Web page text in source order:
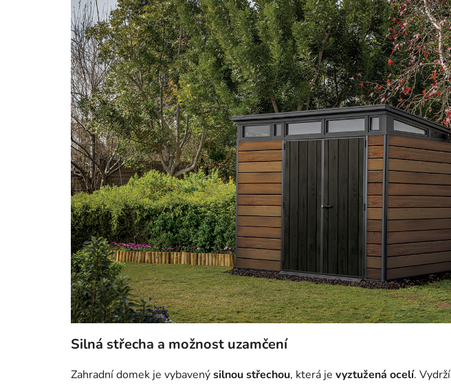
Silná střecha a možnost uzamčení
Zahradní domek je vybavenýsilnou střechou, která je vyztužená ocelí. Vydrží